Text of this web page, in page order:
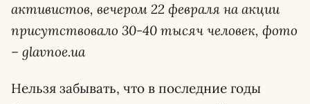
активистов, вечером 22 февраля на акции
присутствовало 30-40 тысяч человек, фото
– glavnoe.ua
Нельзя забывать, что в последние годы